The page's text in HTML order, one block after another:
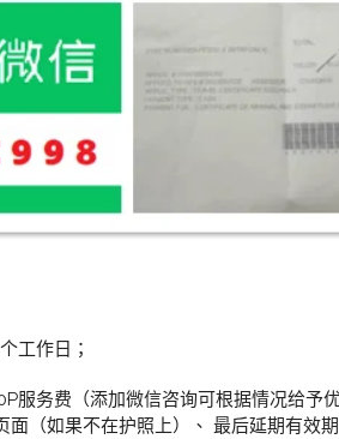
工作日；
服务费（添加微信咨询可根据情况给予
面（如果不在护照上）、 最后延期有效期